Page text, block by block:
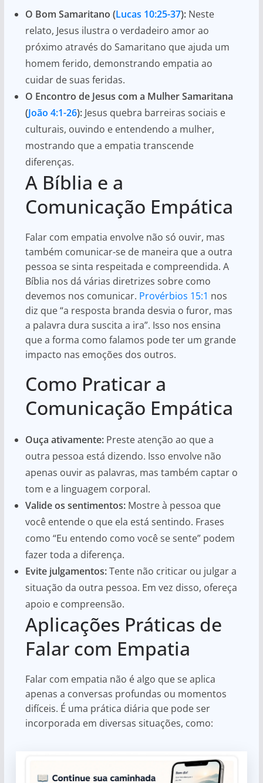
O Bom Samaritano (Lucas 10:25-37):Neste
relato, Jesus ilustra o verdadeiro amor ao
próximo através do Samaritano que ajuda um
homem ferido, demonstrando empatia ao
cuidar de suas feridas.
O Encontro de Jesus com a Mulher Samaritana
(João 4:1-26):Jesus quebra barreiras sociais e
culturais, ouvindo e entendendo a mulher,
mostrando que a empatia transcende
diferenças.
A Bíblia e a
Comunicação Empática
Falar com empatia envolve não só ouvir, mas
também comunicar-se de maneira que a outra
pessoa se sinta respeitada e compreendida. A
Bíblia nos dá várias diretrizes sobre como
devemos nos comunicar. Provérbios 15:1 nos
diz que “a resposta branda desvia o furor, mas
a palavra dura suscita a ira”. Isso nos ensina
que a forma como falamos pode ter um grande
impacto nas emoções dos outros.
Como Praticar a
Comunicação Empática
Ouça ativamente:Preste atenção ao que a
outra pessoa está dizendo. Isso envolve não
apenas ouvir as palavras, mas também captar o
tom e a linguagem corporal.
Valide os sentimentos:Mostre à pessoa que
você entende o que ela está sentindo. Frases
como “Eu entendo como você se sente” podem
fazer toda a diferença.
Evite julgamentos:Tente não criticar ou julgar a
situação da outra pessoa. Em vez disso, ofereça
apoio e compreensão.
Aplicações Práticas de
Falar com Empatia
Falar com empatia não é algo que se aplica
apenas a conversas profundas ou momentos
difíceis. É uma prática diária que pode ser
incorporada em diversas situações, como: